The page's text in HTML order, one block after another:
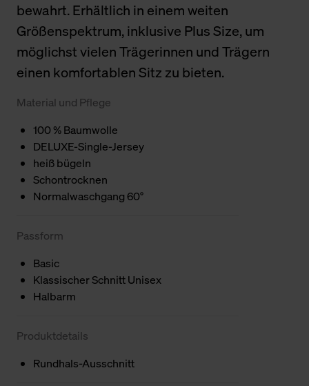
bewahrt. Erhältlich in einem weiten
Größenspektrum, inklusive Plus Size, um
möglichst vielen Trägerinnen und Trägern
einen komfortablen Sitz zu bieten.
Material und Pflege
100 % Baumwolle
DELUXE-Single-Jersey
heiß bügeln
Schontrocknen
Normalwaschgang 60°
Passform
Basic
Klassischer Schnitt Unisex
Halbarm
Produktdetails
Rundhals-Ausschnitt